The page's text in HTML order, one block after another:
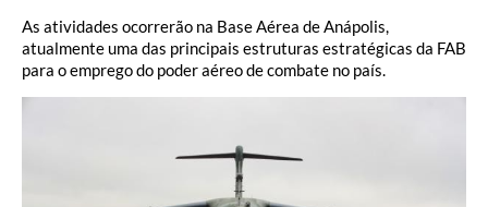
As atividades ocorrerão na Base Aérea de Anápolis,
atualmente uma das principais estruturas estratégicas da FAB
para o emprego do poder aéreo de combate no país.